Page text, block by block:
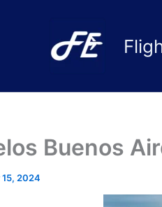
Buenos
2024